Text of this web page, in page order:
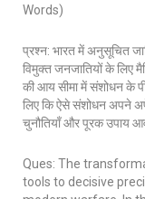
Words)
प्रश्न: भारत में अनुसूचित
विमुक्त जनजातियों के लिए
की आय सीमा में संशोधन के
लिए कि ऐसे संशोधन अपने
चुनौतियाँ और पूरक उपाय
Ques: The
tools to decisive